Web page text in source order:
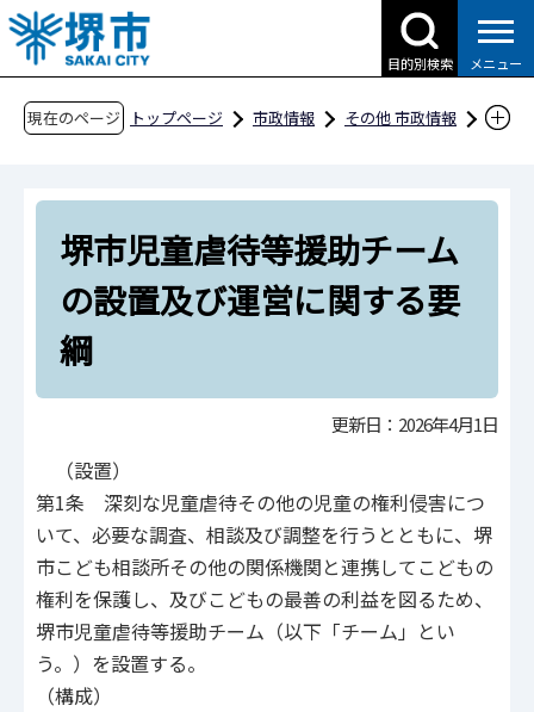
こ
の
ペ
目的別検索 メニュー
現在のページ トップページ 市政情報
その他 市政情報
厚生
堺市児童虐待等援助チームの設置及び運営に関
する要綱
堺市児童虐待等援助チーム
の設置及び運営に関する要
綱
更新日：2026年4月1日
（設置）
第1条 深刻な児童虐待その他の児童の権利侵害につ
いて、必要な調査、相談及び調整を行うとともに、堺
市こども相談所その他の関係機関と連携してこどもの
権利を保護し、及びこどもの最善の利益を図るため、
堺市児童虐待等援助チーム（以下「チーム」とい
う。）を設置する。
（構成）